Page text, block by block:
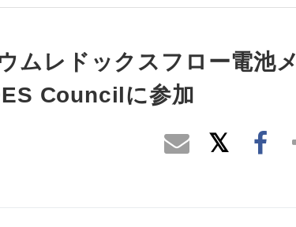
ムレドックスフロー電池メ
Councilに参加